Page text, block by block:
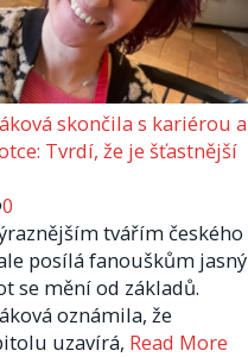
skončila s kariérou a
Tvrdí, že je šťastnější
0
tvářím českého
posílá fanouškům jasný
se mění od základů.
oznámila, že
uzavírá, Read More